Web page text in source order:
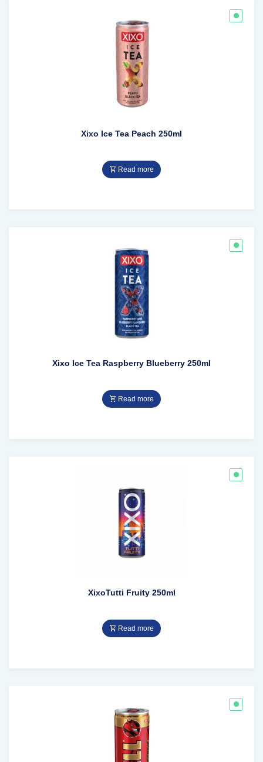
Xixo Ice Tea Peach 250ml
Read more
Xixo Ice Tea Raspberry Blueberry 250ml
Read more
XixoTutti Fruity 250ml
Read more